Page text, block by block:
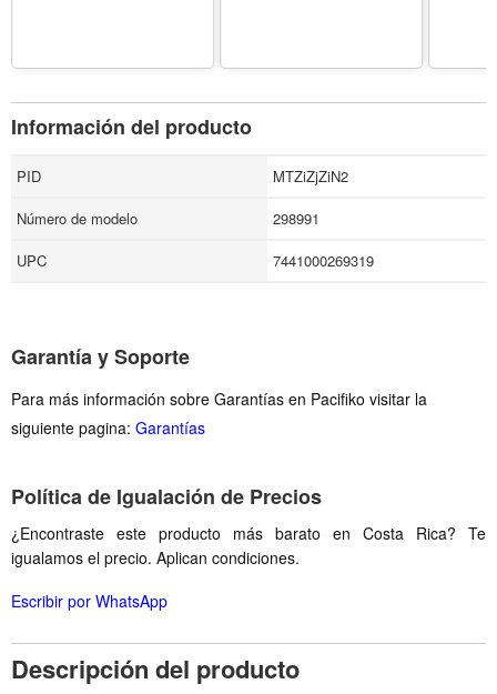
Información del producto
PID
MTZiZjZiN2
Número de modelo
298991
UPC
7441000269319
Garantía y Soporte
Para más información sobre Garantías en Pacifiko visitar la
siguiente pagina: Garantías
Política de Igualación de Precios
¿Encontraste este producto más barato en Costa Rica? Te
igualamos el precio. Aplican condiciones.
Escribir por WhatsApp
Descripción del producto